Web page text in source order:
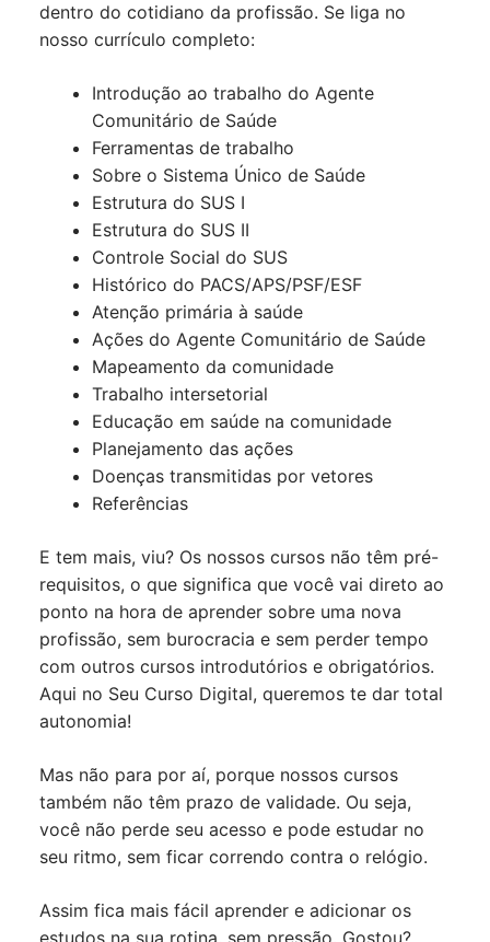
dentro do cotidiano da profissão. Se liga no
nosso currículo completo:
Introdução ao trabalho do Agente
Comunitário de Saúde
Ferramentas de trabalho
Sobre o Sistema Único de Saúde
Estrutura do SUS I
Estrutura do SUS II
Controle Social do SUS
Histórico do PACS/APS/PSF/ESF
Atenção primária à saúde
Ações do Agente Comunitário de Saúde
Mapeamento da comunidade
Trabalho intersetorial
Educação em saúde na comunidade
Planejamento das ações
Doenças transmitidas por vetores
Referências
E tem mais, viu? Os nossos cursos não têm pré-
requisitos, o que significa que você vai direto ao
ponto na hora de aprender sobre uma nova
profissão, sem burocracia e sem perder tempo
com outros cursos introdutórios e obrigatórios.
Aqui no Seu Curso Digital, queremos te dar total
autonomia!
Mas não para por aí, porque nossos cursos
também não têm prazo de validade. Ou seja,
você não perde seu acesso e pode estudar no
seu ritmo, sem ficar correndo contra o relógio.
Assim fica mais fácil aprender e adicionar os
estudos na sua rotina, sem pressão. Gostou?